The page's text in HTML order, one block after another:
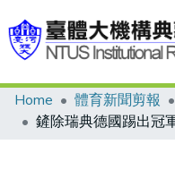
Communities & Collections
Home 體育新聞剪報